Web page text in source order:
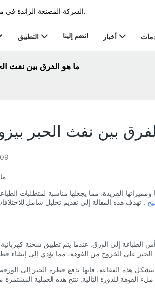
الشركة المصنعة الرائدة في مجال الطابعة في الترميز & صناعة العلامات منذ عام 2011.
التطبيق انضم إلينا أخبار
ما هو الفرق بين نفث
بين نفث الحبر
ومميزاتها الفريدة، مما يجعلها مناسبة لمتطلبات
. تهدف هذه المقالة إلى تقديم تحليل شامل
إلى الورق. عندما يتم تطبيق شحنة
هذه الفقاعة، فإنها تدفع قطرة الحبر إلى